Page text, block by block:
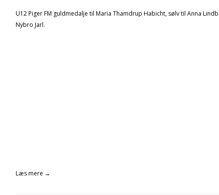
U12 Piger FM guldmedalje til Maria Thamdrup Habicht, sølv til Anna
Nybro Jarl.
Læs mere →